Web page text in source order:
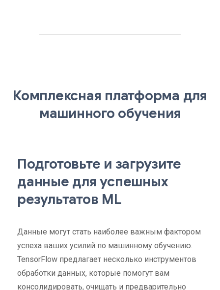
Комплексная платформа для
машинного обучения
Подготовьте и загрузите
данные для успешных
результатов ML
Данные могут стать наиболее важным фактором
успеха ваших усилий по машинному обучению.
TensorFlow предлагает несколько инструментов
обработки данных, которые помогут вам
консолидировать, очищать и предварительно